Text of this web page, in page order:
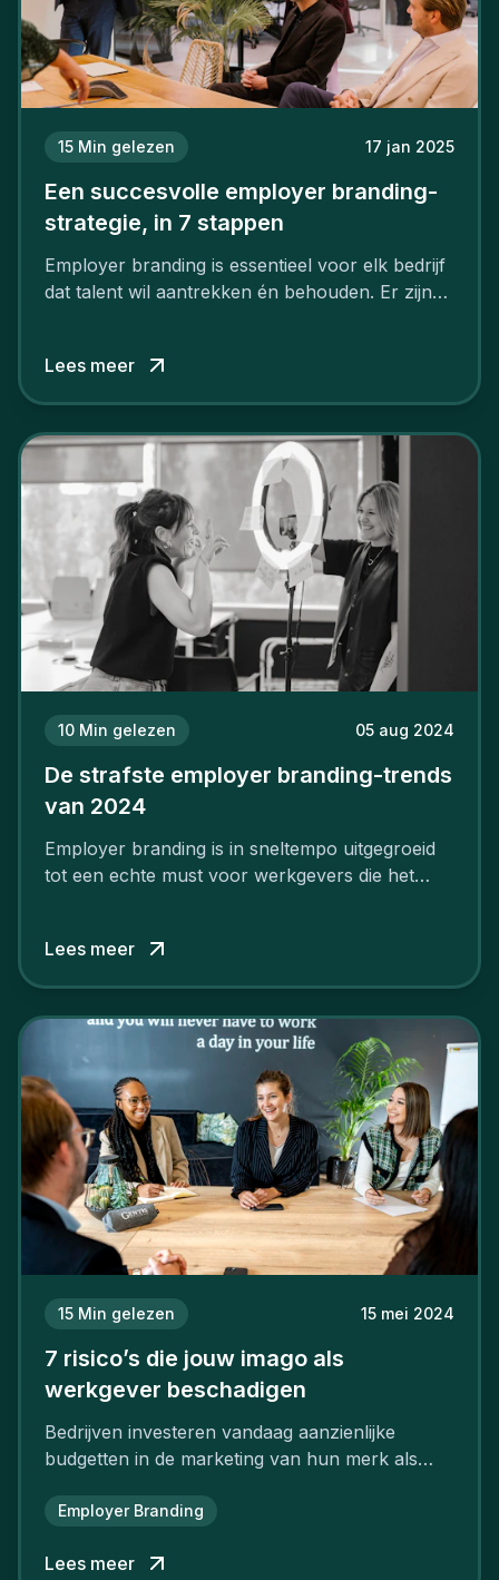
15 Min gelezen 17 jan 2025
Een succesvolle employer branding-
strategie, in 7 stappen
Employer branding is essentieel voor elk bedrijf
dat talent wil aantrekken én behouden. Er zijn
niet van vandaag op morgen. Hoe pak je dat
aan, starten met employer branding?
Lees meer
10 Min gelezen 05 aug 2024
De strafste employer branding-trends
van 2024
Employer branding is in sneltempo uitgegroeid
tot een echte must voor werkgevers die het
Lees meer
15 Min gelezen 15 mei 2024
7 risico’s die jouw imago als
werkgever beschadigen
Bedrijven investeren vandaag aanzienlijke
budgetten in de marketing van hun merk als
Employer Branding
Lees meer